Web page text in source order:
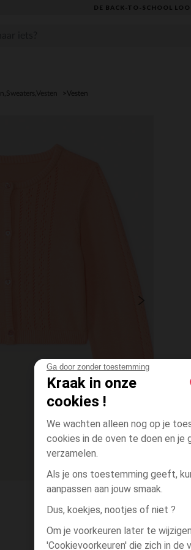
Ga door zonder toestemming
Kraak in onze
cookies !
We wachten alleen nog op je
cookies in de oven te doen en je
verzamelen.
Als je ons toestemming geeft,
aanpassen aan jouw smaak.
Dus, koekjes, nootjes of niet ?
Om je voorkeuren later te
'Cookievoorkeuren' die zich in
DE BACK-TO-SCHOOL
Vesten